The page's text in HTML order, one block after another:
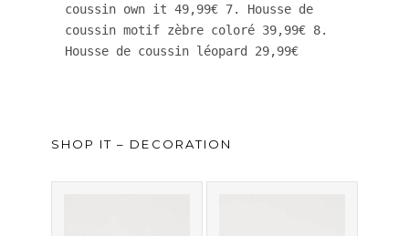
coussin own it 49,99€ 7. Housse de
coussin motif zèbre coloré 39,99€ 8.
Housse de coussin léopard 29,99€
SHOP IT – DECORATION